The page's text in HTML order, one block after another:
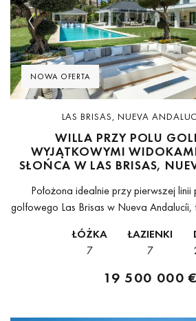
Previous
NOWA OFERTA
LAS BRISAS, NUEVA
WILLA PRZY POLU
WYJĄTKOWYMI
SŁOŃCA W LAS BRISAS,
Położona idealnie przy pierwszej
golfowego Las Brisas w Nueva Andalucíi,
ŁÓŻKA
7
ŁAZIENKI
7
19 500 000 €